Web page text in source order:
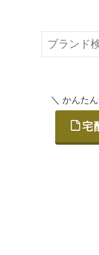
または梱包
ご発
＼ かんた
宅